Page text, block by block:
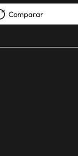
Comparar